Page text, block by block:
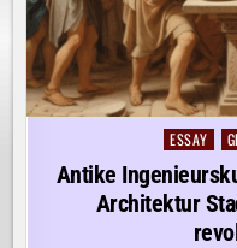
Posted
in
ESSAY
Antike
Architektur